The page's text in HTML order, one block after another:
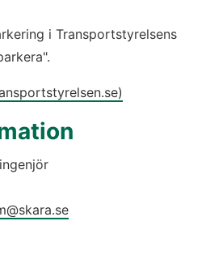
i Transportstyrelsens